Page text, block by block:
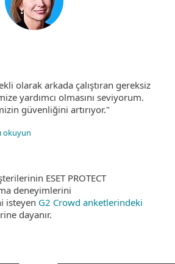
olarak arkada çalıştıran gereksiz
yardımcı olmasını seviyorum.
güvenliğini artırıyor."
okuyun
ESET PROTECT
deneyimlerini
isteyen G2 Crowd anketlerindeki
dayanır.